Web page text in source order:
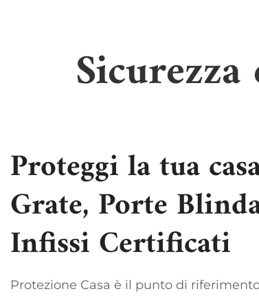
Proteggi la tua
Grate, Porte
Infissi Certificati
Protezione Casa è il punto di